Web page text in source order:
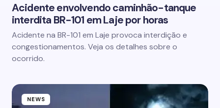
Acidente envolvendo caminhão-tanque
interdita BR-101 em Laje por horas
Acidente na BR-101 em Laje provoca interdição e
congestionamentos. Veja os detalhes sobre o
ocorrido.
NEWS